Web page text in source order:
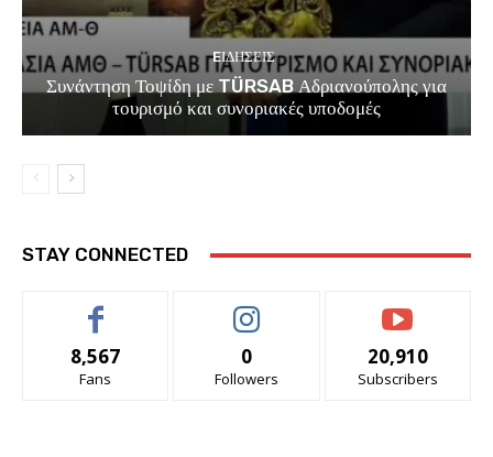
EΙΔΗΣΕΙΣ
Συνάντηση Τοψίδη με TÜRSAB Αδριανούπολης για
τουρισμό και συνοριακές υποδομές
STAY CONNECTED
8,567
Fans
0
Followers
20,910
Subscribers